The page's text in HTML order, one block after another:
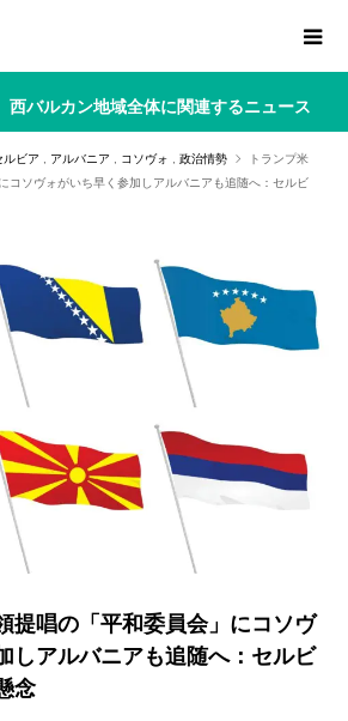
西バルカン地域全体に関連するニュース
ルビア アルバニア コソヴォ 政治情勢
トランプ米
コソヴォがいち早く参加しアルバニアも追随へ：セルビ
提唱の「平和委員会」にコソヴ
しアルバニアも追随へ：セルビ
念